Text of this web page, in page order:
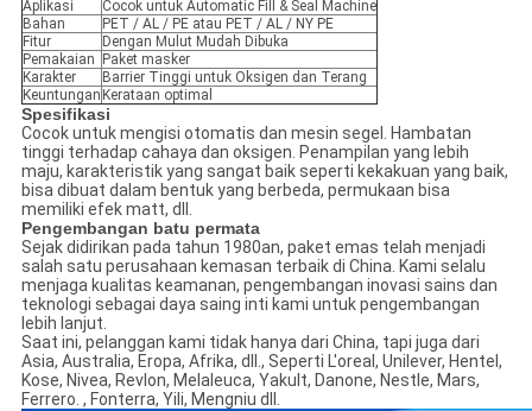
Aplikasi
Cocok untuk Automatic Fill & Seal Machine
Bahan
PET / AL / PE atau PET / AL / NY PE
Fitur
Dengan Mulut Mudah Dibuka
Pemakaian
Paket masker
Karakter
Barrier Tinggi untuk Oksigen dan Terang
Keuntungan Kerataan optimal
Spesifikasi
Cocok untuk mengisi otomatis dan mesin segel. Hambatan
tinggi terhadap cahaya dan oksigen. Penampilan yang lebih
maju, karakteristik yang sangat baik seperti kekakuan yang baik,
bisa dibuat dalam bentuk yang berbeda, permukaan bisa
memiliki efek matt, dll.
Pengembangan batu permata
Sejak didirikan pada tahun 1980an, paket emas telah menjadi
salah satu perusahaan kemasan terbaik di China. Kami selalu
menjaga kualitas keamanan, pengembangan inovasi sains dan
teknologi sebagai daya saing inti kami untuk pengembangan
lebih lanjut.
Saat ini, pelanggan kami tidak hanya dari China, tapi juga dari
Asia, Australia, Eropa, Afrika, dll., Seperti L'oreal, Unilever, Hentel,
Kose, Nivea, Revlon, Melaleuca, Yakult, Danone, Nestle, Mars,
Ferrero. , Fonterra, Yili, Mengniu dll.